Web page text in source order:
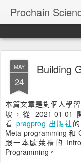
Prochain
MAY
24
Building
本篇文章是對個人學
坡，從 2021-01-01
看 pragprog 出版社
Meta-programming 和
跟一本歐萊禮的
Programming。